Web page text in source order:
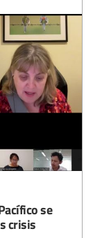
se
crisis